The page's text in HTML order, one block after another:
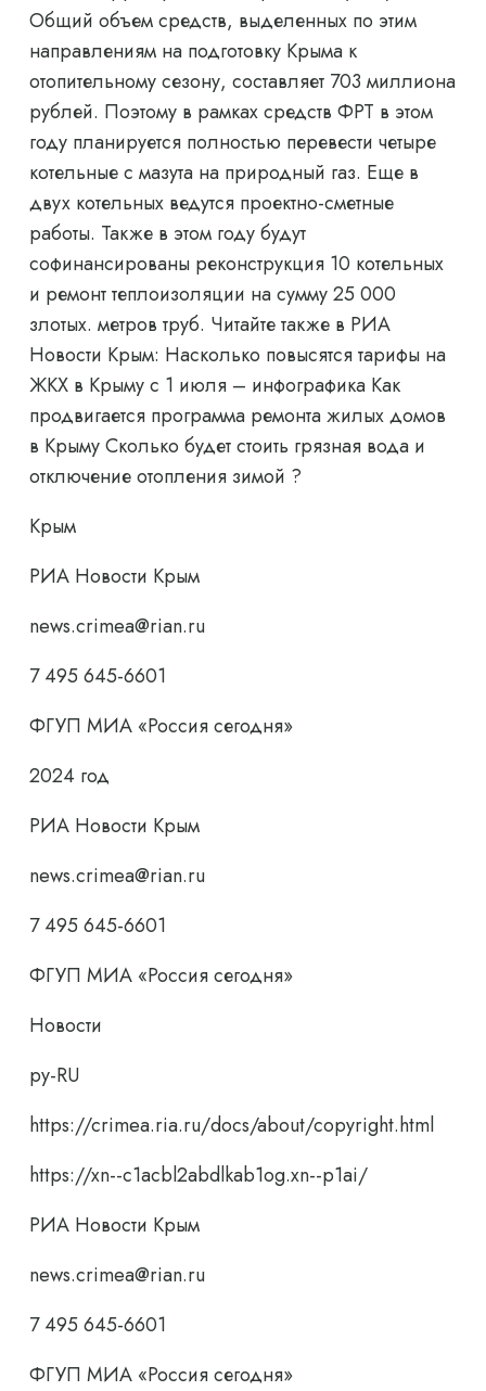
Общий объем средств, выделенных по этим
направлениям на подготовку Крыма к
отопительному сезону, составляет 703 миллиона
рублей. Поэтому в рамках средств ФРТ в этом
году планируется полностью перевести четыре
котельные с мазута на природный газ. Еще в
двух котельных ведутся проектно-сметные
работы. Также в этом году будут
софинансированы реконструкция 10 котельных
и ремонт теплоизоляции на сумму 25 000
злотых. метров труб. Читайте также в РИА
Новости Крым: Насколько повысятся тарифы на
ЖКХ в Крыму с 1 июля – инфографика Как
продвигается программа ремонта жилых домов
в Крыму Сколько будет стоить грязная вода и
отключение отопления зимой ?
Крым
РИА Новости Крым
news.crimea@rian.ru
7 495 645-6601
ФГУП МИА «Россия сегодня»
2024 год
РИА Новости Крым
news.crimea@rian.ru
7 495 645-6601
ФГУП МИА «Россия сегодня»
Новости
ру-RU
https://crimea.ria.ru/docs/about/copyright.html
https://xn--c1acbl2abdlkab1og.xn--p1ai/
РИА Новости Крым
news.crimea@rian.ru
7 495 645-6601
ФГУП МИА «Россия сегодня»